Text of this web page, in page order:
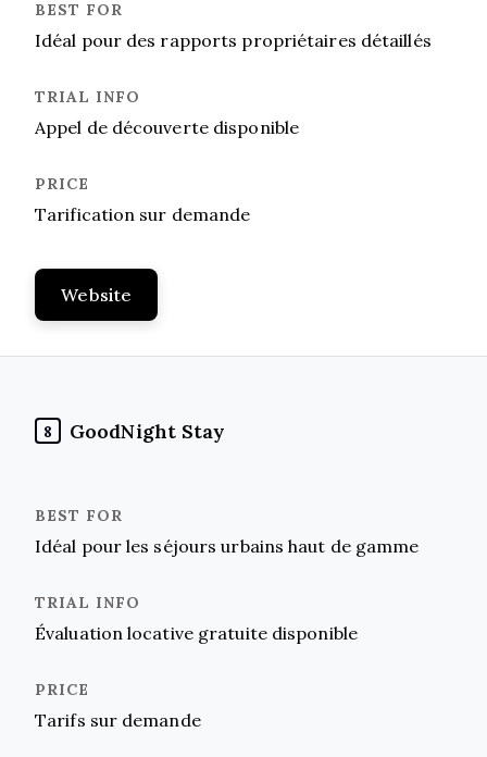
Idéal pour des rapports propriétaires détaillés
Appel de découverte disponible
Tarification sur demande
Website
8 GoodNight Stay
Idéal pour les séjours urbains haut de gamme
Évaluation locative gratuite disponible
Tarifs sur demande